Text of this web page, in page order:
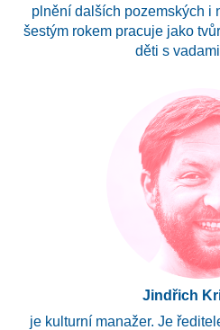
plnění dalších pozemských i
šestým rokem pracuje jako
děti s
Jindřich
je kulturní manažer. Je